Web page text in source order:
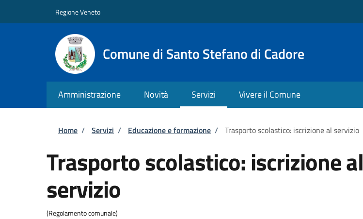
Regione Veneto
Comune di Santo Stefano di Cadore
Amministrazione Novità Servizi Vivere il Comune
Briciole di pane
Home / Servizi / Educazione e formazione / Trasporto scolastico: iscrizione al servizio
Trasporto scolastico: iscrizione al
servizio
(Regolamento comunale)